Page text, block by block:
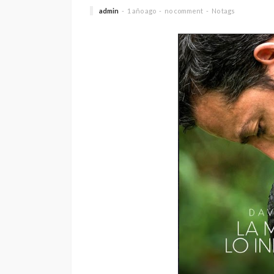
admin 1 año ago no comment No tags
5 decisiones que
diferencia en tu
Andrea Essus 24 horas ago